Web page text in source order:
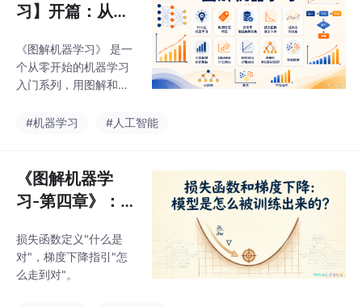
习】开篇：从数
气打通机器学习
入门全流程!
《图解机器学习》 是一
个从零开始的机器学习
入门系列，用图解和案
心概念。从数据、特
标和经典算法，带你一
步步建立完整的机器学
习基础。
#机器学习 #人工智能
《图解机器学
习-第四章》：
下降：模型是怎
么被训练出来
损失函数定义"什么是
对"，梯度下降指引"怎
么走到对"。